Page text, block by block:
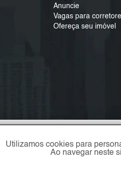
Anuncie
Vagas para
Ofereça seu imóvel
Utilizamos cookies para
Ao navegar neste